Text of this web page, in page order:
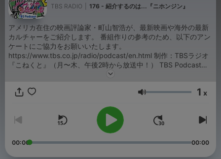
TBS RADIO 176 - 紹介するのは...『ニホンジン』
アメリカ在住の映画評論家・町山智浩が、最新映画や海外の最新
カルチャーをご紹介します。 番組作りの参考のため、以下のアン
ケートにご協力をお願いいたします。
https://www.tbs.co.jp/radio/podcast/en.html 制作：TBSラジオ
『こねくと』（月〜木、午後2時から放送中！） TBS Podcast：
https://www.tbsradio.jp/podcast/
Volume 1 x
00:00 00:00